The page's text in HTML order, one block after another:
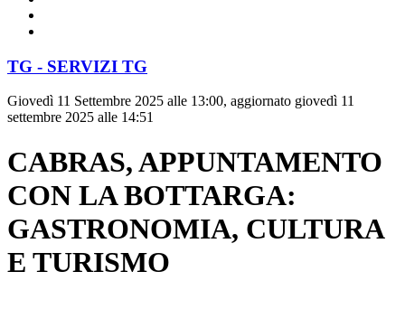
TG - SERVIZI TG
Giovedì 11 Settembre 2025 alle 13:00, aggiornato giovedì 11
settembre 2025 alle 14:51
CABRAS, APPUNTAMENTO
CON LA BOTTARGA:
GASTRONOMIA, CULTURA
E TURISMO